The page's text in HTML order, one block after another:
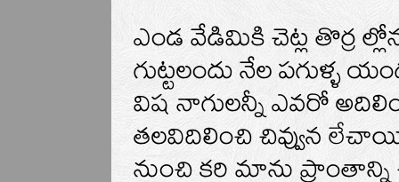
ఎండ వేడిమికి చెట్ల తొర్ర
గుట్టలందు నేల పగుళ్ళ
విష నాగులన్నీ ఎవరో
తలవిదిలించి చివ్వున
నుంచి కరి మాను